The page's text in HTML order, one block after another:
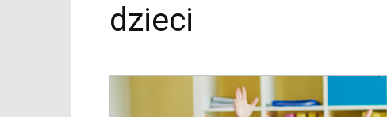
dzieci